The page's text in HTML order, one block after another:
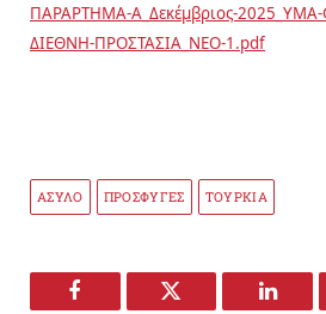
ΠΑΡΑΡΤΗΜΑ-Α_Δεκέμβριος-2025_ΥΜΑ-
ΔΙΕΘΝΗ-ΠΡΟΣΤΑΣΙΑ_ΝΕΟ-1.pdf
ΑΣΥΛΟ ΠΡΟΣΦΥΓΕΣ ΤΟΥΡΚΙΑ
Facebook Twitter